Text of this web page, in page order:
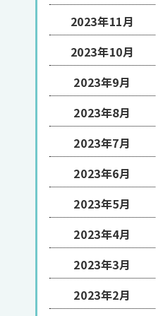
2023年11月
2023年10月
2023年9月
2023年8月
2023年7月
2023年6月
2023年5月
2023年4月
2023年3月
2023年2月